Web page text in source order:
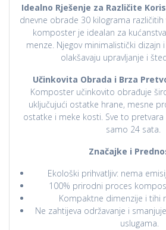
Idealno Rješenje za Različite
dnevne obrade 30 kilograma različitih
komposter je idealan za
menze. Njegov minimalistički dizajn
olakšavaju upravljanje i
Učinkovita Obrada i Brza
Komposter učinkovito obrađuje
uključujući ostatke hrane, mesne
ostatke i meke kosti. Sve to
samo 24 sata.
Značajke i
Ekološki prihvatljiv: nema
100% prirodni proces
Kompaktne dimenzije i tihi
Ne zahtijeva održavanje i
uslugama.